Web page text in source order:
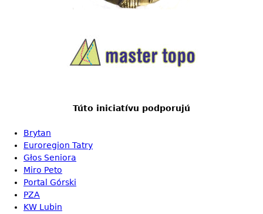
Túto iniciatívu podporujú
Brytan
Euroregion Tatry
Głos Seniora
Miro Peto
Portal Górski
PZA
KW Lubin